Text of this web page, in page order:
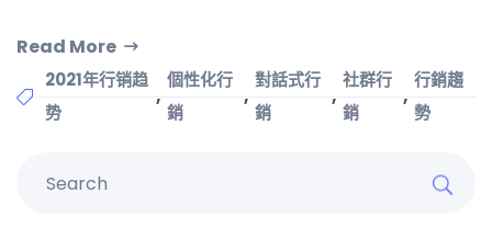
Read More
2021年行销趋
势
,
個性化行
銷
,
對話式行
銷
,
社群行
銷
,
行銷趨
勢